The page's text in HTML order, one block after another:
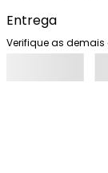
Entrega
Verifique as